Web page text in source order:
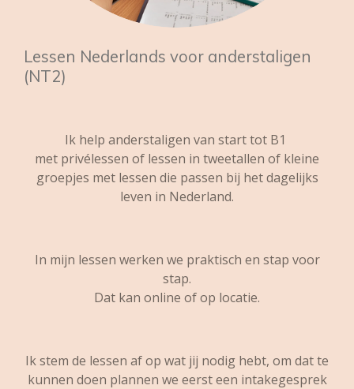
Lessen Nederlands voor anderstaligen
(NT2)
Ik help anderstaligen van start tot B1
met privélessen of lessen in tweetallen of kleine
groepjes met lessen die passen bij het dagelijks
leven in Nederland.
In mijn lessen werken we praktisch en stap voor
stap.
Dat kan online of op locatie.
Ik stem de lessen af op wat jij nodig hebt, om dat te
kunnen doen plannen we eerst een intakegesprek